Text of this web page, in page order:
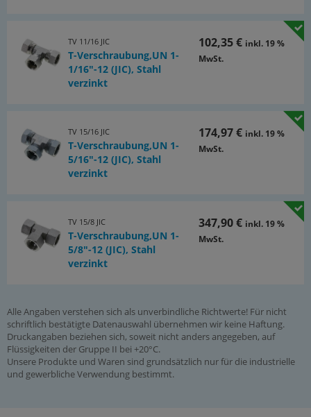
TV 11/16 JIC
T-Verschraubung,UN 1-
1/16"-12 (JIC), Stahl
verzinkt
102,35 € inkl. 19 %
MwSt.
TV 15/16 JIC
T-Verschraubung,UN 1-
5/16"-12 (JIC), Stahl
verzinkt
174,97 € inkl. 19 %
MwSt.
TV 15/8 JIC
T-Verschraubung,UN 1-
5/8"-12 (JIC), Stahl
verzinkt
347,90 € inkl. 19 %
MwSt.
Alle Angaben verstehen sich als unverbindliche Richtwerte! Für nicht
schriftlich bestätigte Datenauswahl übernehmen wir keine Haftung.
Druckangaben beziehen sich, soweit nicht anders angegeben, auf
Flüssigkeiten der Gruppe II bei +20°C.
Unsere Produkte und Waren sind grundsätzlich nur für die industrielle
und gewerbliche Verwendung bestimmt.